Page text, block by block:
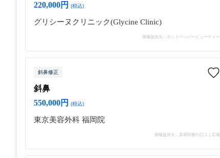
220,000円
(税込)
グリシーヌクリニック(Glycine Clinic)
情報提供元：ホットペッパービューティー
斜鼻修正
斜鼻
550,000円
(税込)
東京美容外科 福岡院
情報提供元：美容医療の口コミ広場